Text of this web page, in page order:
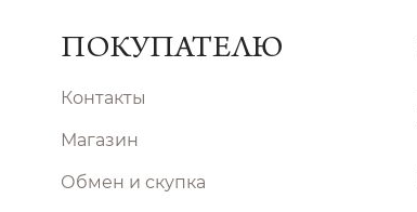
ПОКУПАТЕЛЮ
Контакты
Магазин
Обмен и скупка